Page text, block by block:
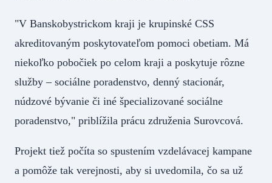
"V Banskobystrickom kraji je krupinské CSS
akreditovaným poskytovateľom pomoci obetiam. Má
niekoľko pobočiek po celom kraji a poskytuje rôzne
služby – sociálne poradenstvo, denný stacionár,
núdzové bývanie či iné špecializované sociálne
poradenstvo," priblížila prácu združenia Surovcová.
Projekt tiež počíta so spustením vzdelávacej kampane
a pomôže tak verejnosti, aby si uvedomila, čo sa už